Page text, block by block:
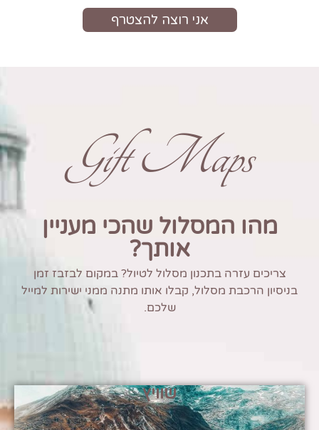
Gift Maps
מהו המסלול שהכי מעניין
אותך?
צריכים עזרה בתכנון מסלול לטיול? במקום לבזבז זמן
בניסיון הרכבת מסלול, קבלו אותו מתנה ממני ישירות למייל
שלכם.
שוויץ